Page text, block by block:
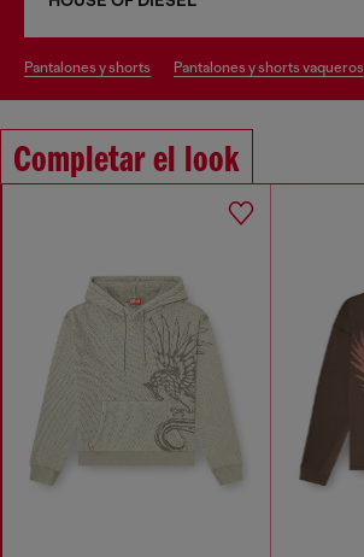
pantalones y shorts pantalones y shorts vaqueros
Completar el look